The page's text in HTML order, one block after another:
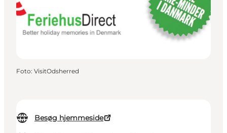
Besøg hjemmeside
Foto: VisitOdsherred